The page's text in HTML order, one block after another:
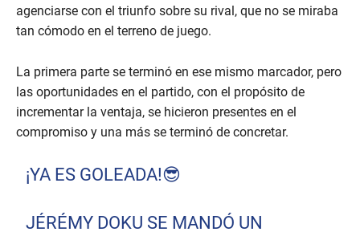
agenciarse con el triunfo sobre su rival, que no se miraba
tan cómodo en el terreno de juego.
La primera parte se terminó en ese mismo marcador, pero
las oportunidades en el partido, con el propósito de
incrementar la ventaja, se hicieron presentes en el
compromiso y una más se terminó de concretar.
¡YA ES GOLEADA!😎
JÉRÉMY DOKU SE MANDÓ UN